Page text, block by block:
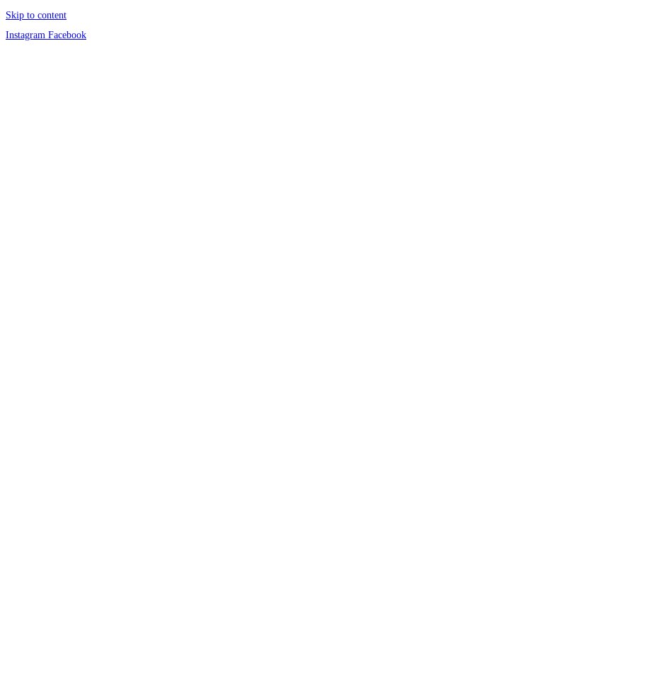
Skip to content
Instagram Facebook